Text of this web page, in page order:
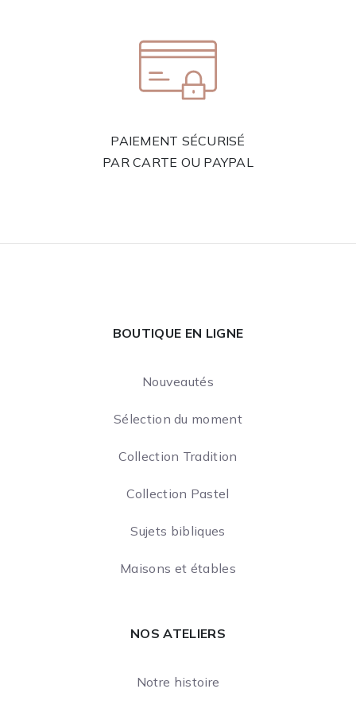
PAIEMENT SÉCURISÉ
PAR CARTE OU PAYPAL
BOUTIQUE EN LIGNE
Nouveautés
Sélection du moment
Collection Tradition
Collection Pastel
Sujets bibliques
Maisons et étables
NOS ATELIERS
Notre histoire